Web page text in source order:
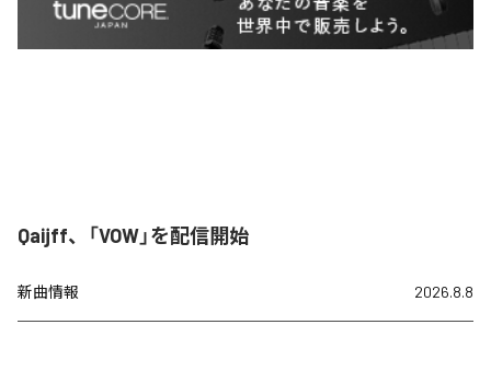
Qaijff、「VOW」を配信開始
新曲情報 2026.8.8